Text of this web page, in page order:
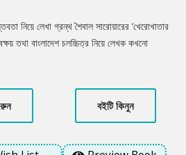
নিয়ে লেখা গ্রন্থ শৈবাল সারোয়ারের ‘খেরোখাতার
তথা বাংলাদেশ চলচ্চিত্র নিয়ে লেখক কখনো
মাধ্যমে, কখনো কবিতার মাধ্যমে। কখনো সমালোচনা
পাঠক হৃদয়কে তৃপ্তি দেবে।
বইটি কিনুন